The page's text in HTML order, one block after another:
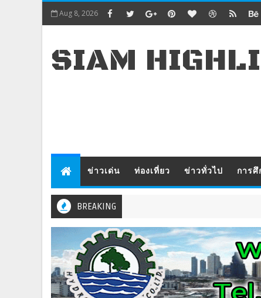
Aug 8, 2026
SIAM
ข่าวเด่น ท่องเที่ยว ข่าวทั่วไป การศึ
BREAKING